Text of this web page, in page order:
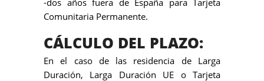
-dos años fuera de España para Tarjeta
Comunitaria Permanente.
CÁLCULO DEL PLAZO:
En el caso de las residencia de Larga
Duración, Larga Duración UE o Tarjeta